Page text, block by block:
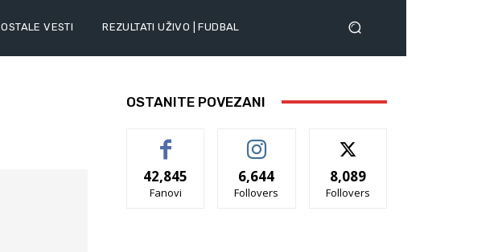
OSTALE VESTI REZULTATI UŽIVO | FUDBAL
OSTANITE POVEZANI
42,845
Fanovi
6,644
Follovers
8,089
Follovers